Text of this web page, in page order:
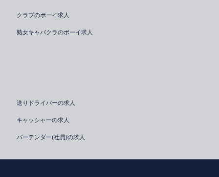
クラブのボーイ求人
熟女キャバクラのボーイ求人
送りドライバーの求人
キャッシャーの求人
バーテンダー(社員)の求人